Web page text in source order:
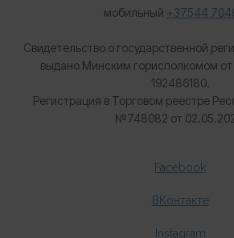
мобильный +37544
Свидетельство о государственной
выдано Минским горисполкомом
192486180.
Регистрация в Торговом реестре
№748082 от
Facebook
ВКонтакте
Instagram